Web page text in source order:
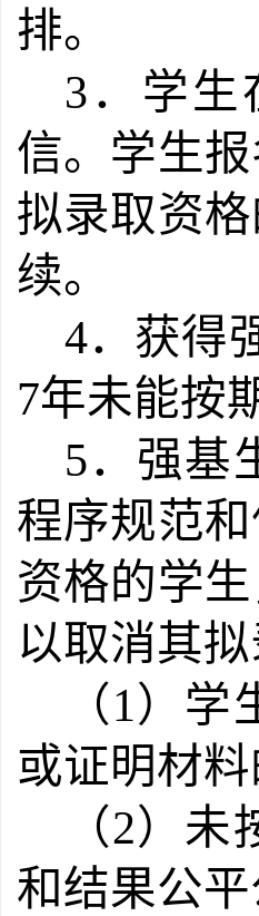
排。
3．学生
信。学生
拟录取资
续。
4．获得
7年未能按
5．强基
程序规范
资格的学
以取消其拟
（1）
或证明材料
（2）
和结果公平